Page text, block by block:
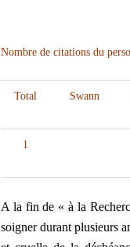
Nombre de citations du
Total Swann
1
A la fin de « à la
soigner durant plusieurs